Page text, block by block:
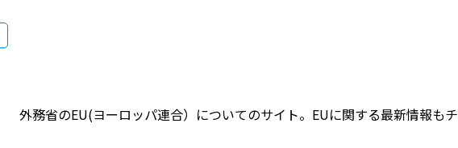
外務省のEU(ヨーロッパ連合）についてのサイト。EUに関する最新情報もチ